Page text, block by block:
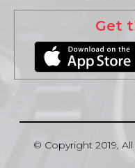
Get
© Copyright 2019,